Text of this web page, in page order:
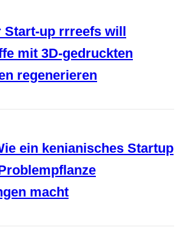
Start-up rrreefs will
mit 3D-gedruckten
regenerieren
ein kenianisches Startup
macht